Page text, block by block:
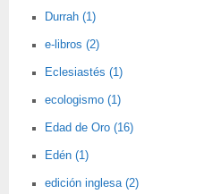
Durrah (1)
e-libros (2)
Eclesiastés (1)
ecologismo (1)
Edad de Oro (16)
Edén (1)
edición inglesa (2)